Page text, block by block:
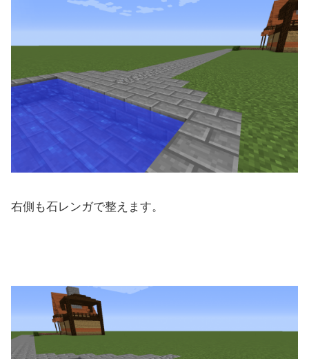
右側も石レンガで整えます。